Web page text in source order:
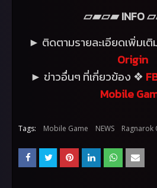
▱▰▱▰INFO
► ติดตามรายละเอียดเพิ่มเติ
Origin
► ข่าวอื่นๆ ที่เกี่ยวข้อง ❖
Mobile
Tags: Mobile Game NEWS Ragnarok